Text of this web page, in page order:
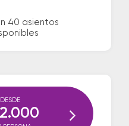
40 asientos
DESDE